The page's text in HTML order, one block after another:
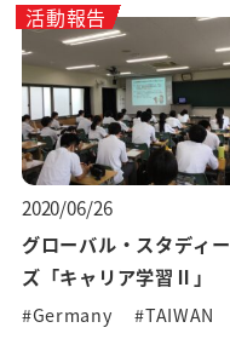
活動報告
2020/06/26
グローバル・スタディー
ズ「キャリア学習Ⅱ」
#Germany #TAIWAN